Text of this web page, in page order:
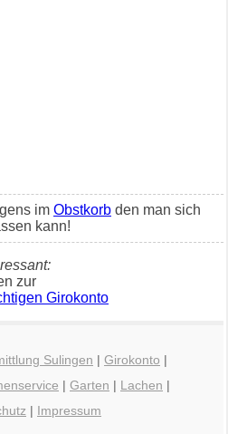
im Obstkorb den man sich
kann!
zur
Girokonto
Sulingen | Girokonto |
| Garten | Lachen |
| Impressum